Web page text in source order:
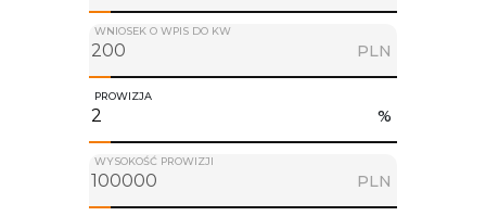
WNIOSEK O WPIS DO KW
PLN
PROWIZJA
%
WYSOKOŚĆ PROWIZJI
PLN